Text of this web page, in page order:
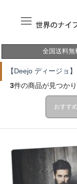
全国送料無
【Deejo ディージョ
3件の商品が見つか
おすす